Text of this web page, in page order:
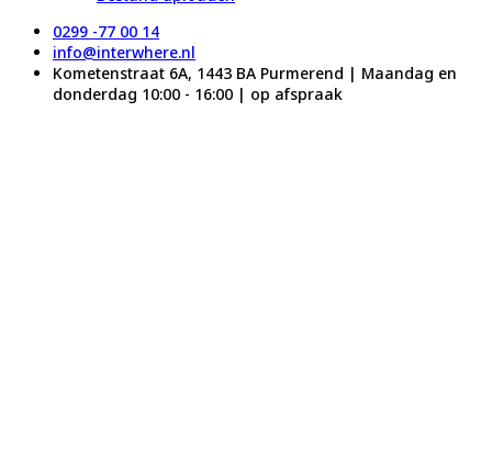
0299 -77 00 14
info@interwhere.nl
Kometenstraat 6A, 1443 BA Purmerend | Maandag en
donderdag 10:00 - 16:00 | op afspraak